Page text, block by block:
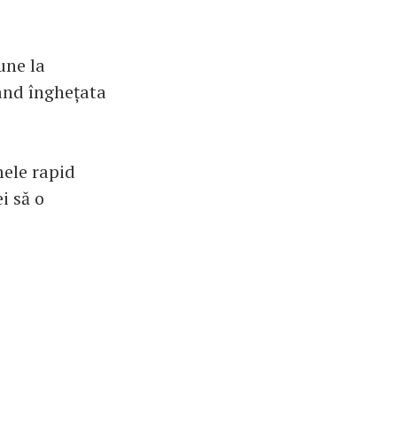
la
înghețata
rapid
să o